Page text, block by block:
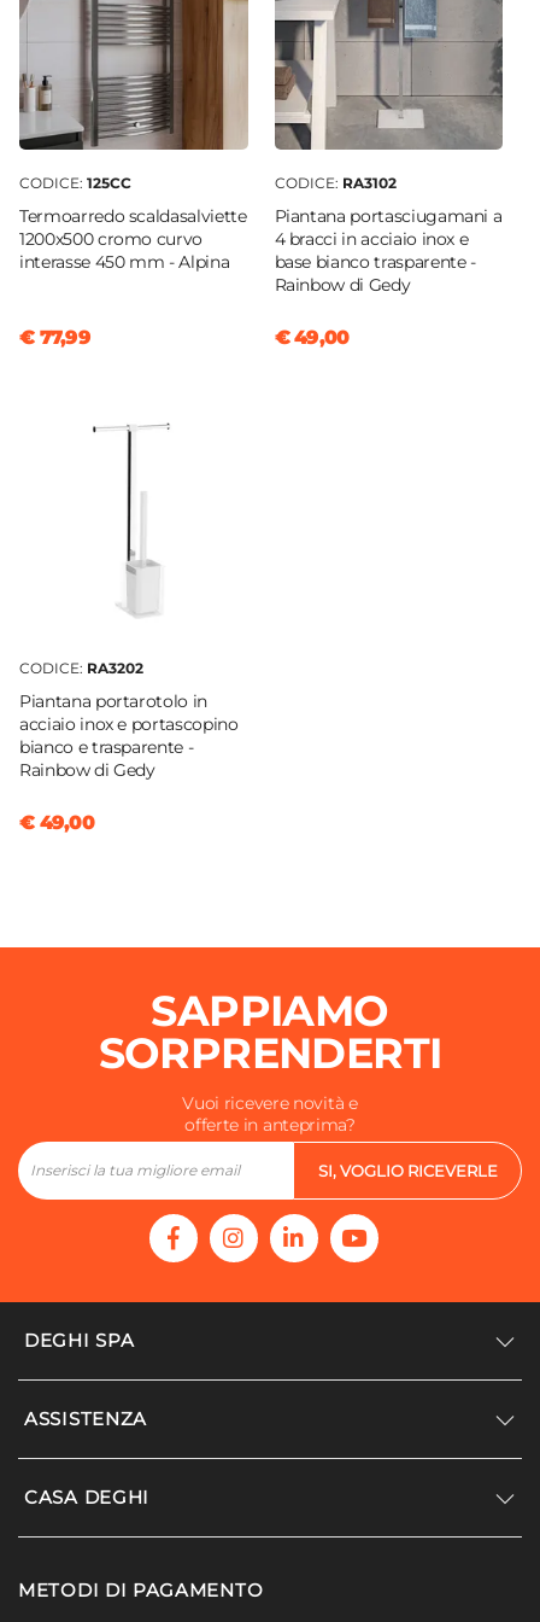
CODICE: 125CC
Termoarredo scaldasalviette
1200x500 cromo curvo
interasse 450 mm - Alpina
€ 77,99
CODICE: RA3102
Piantana portasciugamani a
4 bracci in acciaio inox e
base bianco trasparente -
Rainbow di Gedy
€ 49,00
CODICE: RA3202
Piantana portarotolo in
acciaio inox e portascopino
bianco e trasparente -
Rainbow di Gedy
€ 49,00
SAPPIAMO
SORPRENDERTI
Vuoi ricevere novità e
offerte in anteprima?
SI, VOGLIO RICEVERLE
DEGHI SPA
Accedi/Registrati
Modello organizzativo e codice etico
ASSISTENZA
Supporto
Agevolazioni fiscali
CASA DEGHI
I nostri luoghi
METODI DI PAGAMENTO